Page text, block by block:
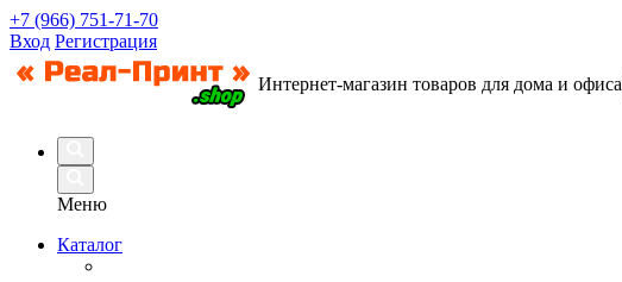
+7 (966) 751-71-70
Вход Регистрация
Интернет-магазин товаров для дома и офиса
Меню
Каталог